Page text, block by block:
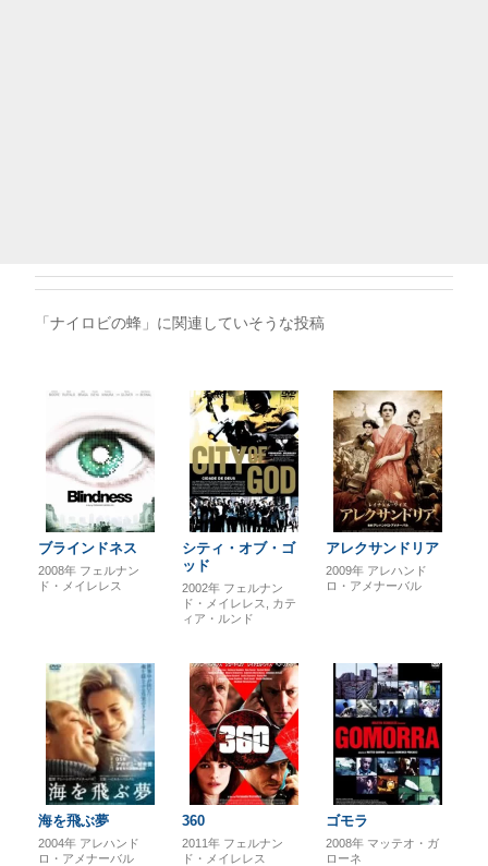
「ナイロビの蜂」に関連していそうな投稿
ブラインドネス
2008年 フェルナン
ド・メイレレス
シティ・オブ・ゴ
ッド
2002年 フェルナン
ド・メイレレス
カテ
ィア・ルンド
アレクサンドリア
2009年 アレハンド
ロ・アメナーバル
海を飛ぶ夢
2004年 アレハンド
ロ・アメナーバル
360
2011年 フェルナン
ド・メイレレス
ゴモラ
2008年 マッテオ・ガ
ローネ